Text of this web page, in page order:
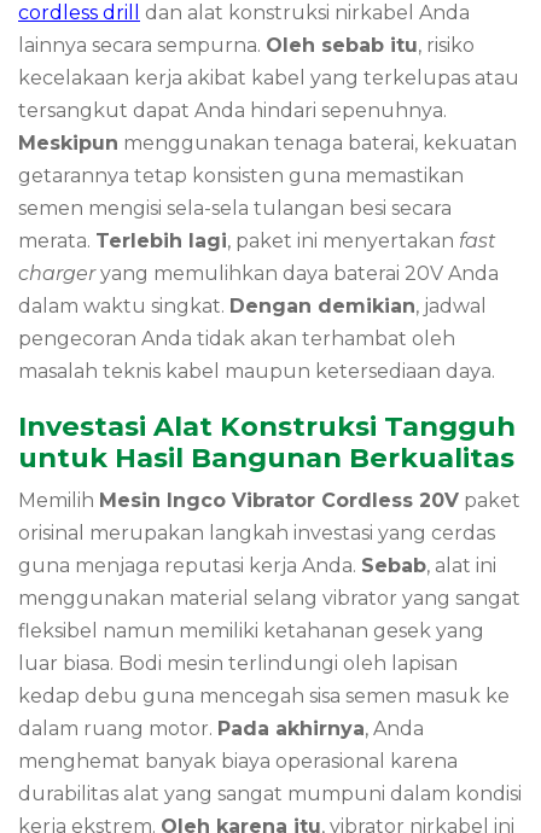
cordless drill
dan alat konstruksi nirkabel Anda
lainnya secara sempurna. Oleh sebab itu, risiko
kecelakaan kerja akibat kabel yang terkelupas atau
tersangkut dapat Anda hindari sepenuhnya.
Meskipun menggunakan tenaga baterai, kekuatan
getarannya tetap konsisten guna memastikan
semen mengisi sela-sela tulangan besi secara
merata. Terlebih lagi, paket ini menyertakan fast
chargeryang memulihkan daya baterai 20V Anda
dalam waktu singkat. Dengan demikian, jadwal
pengecoran Anda tidak akan terhambat oleh
masalah teknis kabel maupun ketersediaan daya.
Investasi Alat Konstruksi Tangguh
untuk Hasil Bangunan Berkualitas
Memilih Mesin Ingco Vibrator Cordless 20V paket
orisinal merupakan langkah investasi yang cerdas
guna menjaga reputasi kerja Anda. Sebab, alat ini
menggunakan material selang vibrator yang sangat
fleksibel namun memiliki ketahanan gesek yang
luar biasa. Bodi mesin terlindungi oleh lapisan
kedap debu guna mencegah sisa semen masuk ke
dalam ruang motor. Pada akhirnya, Anda
menghemat banyak biaya operasional karena
durabilitas alat yang sangat mumpuni dalam kondisi
kerja ekstrem. Oleh karena itu, vibrator nirkabel ini